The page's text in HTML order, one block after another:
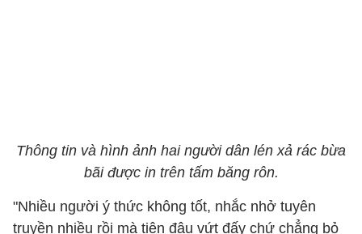
Thông tin và hình ảnh hai người dân lén xả rác bừa
bãi được in trên tấm băng rôn.
"Nhiều người ý thức không tốt, nhắc nhở tuyên
truyền nhiều rồi mà tiện đâu vứt đấy chứ chẳng bỏ